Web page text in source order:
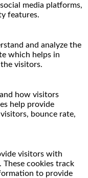
media platforms,
features.
and analyze the
which helps in
visitors.
how visitors
help provide
bounce rate,
visitors with
These cookies track
to provide